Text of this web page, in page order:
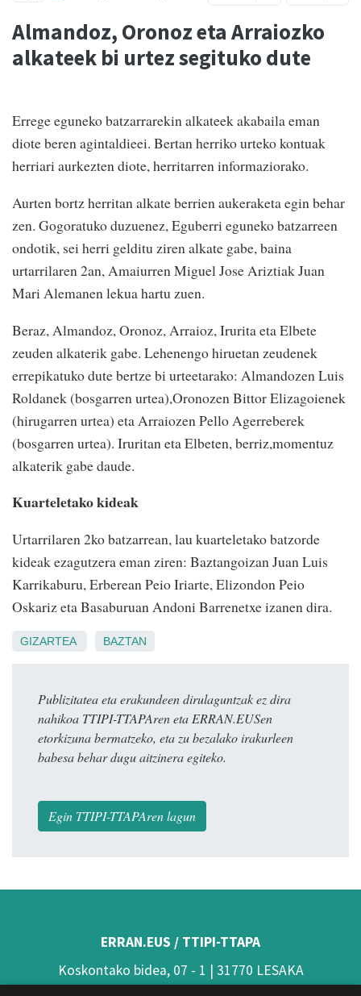
Almandoz, Oronoz eta Arraiozko
alkateek bi urtez segituko dute
Errege eguneko batzarrarekin alkateek akabaila eman
diote beren agintaldieei. Bertan herriko urteko kontuak
herriari aurkezten diote, herritarren informaziorako.
Aurten bortz herritan alkate berrien aukeraketa egin behar
zen. Gogoratuko duzuenez, Eguberri eguneko batzarreen
ondotik, sei herri gelditu ziren alkate gabe, baina
urtarrilaren 2an, Amaiurren Miguel Jose Ariztiak Juan
Mari Alemanen lekua hartu zuen.
Beraz, Almandoz, Oronoz, Arraioz, Irurita eta Elbete
zeuden alkaterik gabe. Lehenengo hiruetan zeudenek
errepikatuko dute bertze bi urteetarako: Almandozen Luis
Roldanek (bosgarren urtea),Oronozen Bittor Elizagoienek
(hirugarren urtea) eta Arraiozen Pello Agerreberek
(bosgarren urtea). Iruritan eta Elbeten, berriz,momentuz
alkaterik gabe daude.
Kuarteletako kideak
Urtarrilaren 2ko batzarrean, lau kuarteletako batzorde
kideak ezagutzera eman ziren: Baztangoizan Juan Luis
Karrikaburu, Erberean Peio Iriarte, Elizondon Peio
Oskariz eta Basaburuan Andoni Barrenetxe izanen dira.
GIZARTEA BAZTAN
Publizitatea eta erakundeen dirulaguntzak ez dira
nahikoa TTIPI-TTAPAren eta ERRAN.EUSen
etorkizuna bermatzeko, eta zu bezalako irakurleen
babesa behar dugu aitzinera egiteko.
Egin TTIPI-TTAPAren lagun
ERRAN.EUS / TTIPI-TTAPA
Koskontako bidea, 07 - 1 | 31770 LESAKA